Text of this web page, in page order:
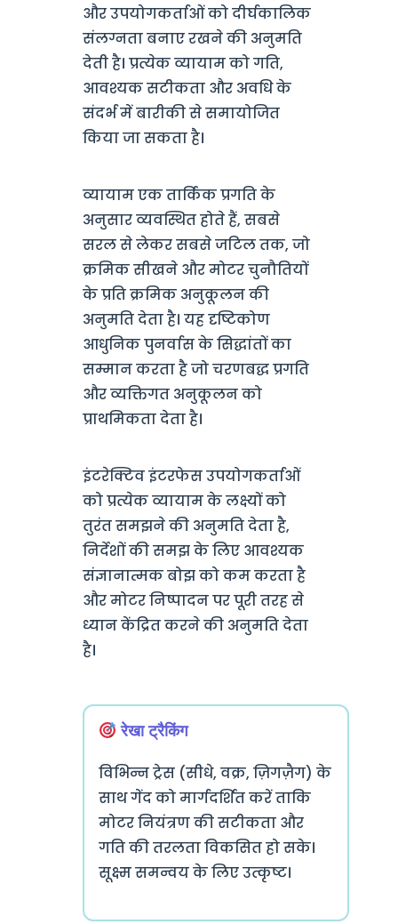
और उपयोगकर्ताओं को दीर्घकालिक
संलग्नता बनाए रखने की अनुमति
देती है। प्रत्येक व्यायाम को गति,
आवश्यक सटीकता और अवधि के
संदर्भ में बारीकी से समायोजित
किया जा सकता है।
व्यायाम एक तार्किक प्रगति के
अनुसार व्यवस्थित होते हैं, सबसे
सरल से लेकर सबसे जटिल तक, जो
क्रमिक सीखने और मोटर चुनौतियों
के प्रति क्रमिक अनुकूलन की
अनुमति देता है। यह दृष्टिकोण
आधुनिक पुनर्वास के सिद्धांतों का
सम्मान करता है जो चरणबद्ध प्रगति
और व्यक्तिगत अनुकूलन को
प्राथमिकता देता है।
इंटरेक्टिव इंटरफेस उपयोगकर्ताओं
को प्रत्येक व्यायाम के लक्ष्यों को
तुरंत समझने की अनुमति देता है,
निर्देशों की समझ के लिए आवश्यक
संज्ञानात्मक बोझ को कम करता है
और मोटर निष्पादन पर पूरी तरह से
ध्यान केंद्रित करने की अनुमति देता
है।
रेखा ट्रैकिंग
विभिन्न ट्रेस (सीधे, वक्र, ज़िगज़ैग) के
साथ गेंद को मार्गदर्शित करें ताकि
मोटर नियंत्रण की सटीकता और
गति की तरलता विकसित हो सके।
सूक्ष्म समन्वय के लिए उत्कृष्ट।